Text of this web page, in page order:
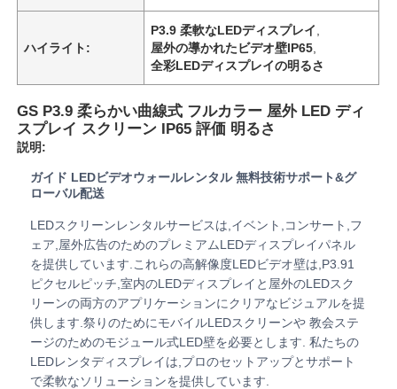
製品
VRショー
私たちについて
工場見学
ハイライト:
P3.9 柔軟なLEDディスプレイ
屋外の導かれたビデオ壁IP65
全彩LEDディスプレイの明るさ
GS P3.9 柔らかい曲線式 フルカラー 屋外 LED ディ
スプレイ スクリーン IP65 評価 明るさ
説明:
ガイド LEDビデオウォールレンタル 無料技術サポート&グ
ローバル配送
LEDスクリーンレンタルサービスは,イベント,コンサート,フ
ェア,屋外広告のためのプレミアムLEDディスプレイパネル
を提供しています.これらの高解像度LEDビデオ壁は,P3.91
ピクセルピッチ,室内のLEDディスプレイと屋外のLEDスク
リーンの両方のアプリケーションにクリアなビジュアルを提
供します.祭りのためにモバイルLEDスクリーンや 教会ステ
ージのためのモジュール式LED壁を必要とします. 私たちの
LEDレンタディスプレイは,プロのセットアップとサポート
で柔軟なソリューションを提供しています.